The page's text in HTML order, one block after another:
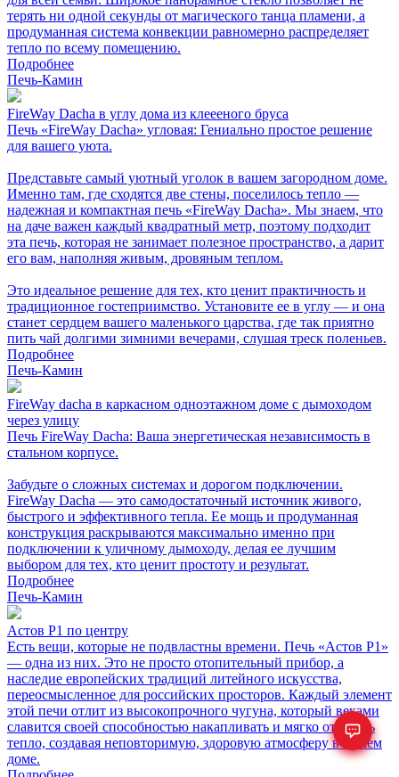
терять ни одной секунды от магического танца пламени, а
продуманная система конвекции равномерно распределяет
тепло по всему помещению.
Подробнее
Печь-Камин
FireWay Dacha в углу дома из клеееного бруса
Печь «FireWay Dacha» угловая: Гениально простое решение
для вашего уюта.
Представьте самый уютный уголок в вашем загородном доме.
Именно там, где сходятся две стены, поселилось тепло —
надежная и компактная печь «FireWay Dacha». Мы знаем, что
на даче важен каждый квадратный метр, поэтому подходит
эта печь, которая не занимает полезное пространство, а дарит
его вам, наполняя живым, дровяным теплом.
Это идеальное решение для тех, кто ценит практичность и
традиционное гостеприимство. Установите ее в углу — и она
станет сердцем вашего маленького царства, где так приятно
пить чай долгими зимними вечерами, слушая треск поленьев.
Подробнее
Печь-Камин
FireWay dacha в каркасном одноэтажном доме с дымоходом
через улицу
Печь FireWay Dacha: Ваша энергетическая независимость в
стальном корпусе.
Забудьте о сложных системах и дорогом подключении.
FireWay Dacha — это самодостаточный источник живого,
быстрого и эффективного тепла. Ее мощь и продуманная
конструкция раскрываются максимально именно при
подключении к уличному дымоходу, делая ее лучшим
выбором для тех, кто ценит простоту и результат.
Подробнее
Печь-Камин
Астов Р1 по центру
Есть вещи, которые не подвластны времени. Печь «Астов Р1»
— одна из них. Это не просто отопительный прибор, а
наследие европейских традиций литейного искусства,
переосмысленное для российских просторов. Каждый элемент
этой печи отлит из высокопрочного чугуна, который веками
славится своей способностью накапливать и мягко отдавать
тепло, создавая неповторимую, здоровую атмосферу в вашем
доме.